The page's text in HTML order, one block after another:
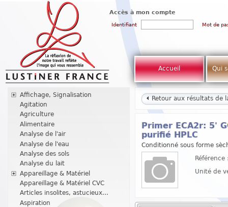
Accès à mon compte
Identifiant Mot de
Accueil Qui
Affichage, Signalisation
Agitation
Agriculture
Alimentaire
Analyse de l'air
Analyse de l'eau
Analyse des sols
Analyse du lait
Appareillage & Matériel
Appareillage & Matériel CVC
Articles insolites, astucieux...
Aspiration
Retour aux résultats de
Primer ECA2r: 5'
purifié HPLC
Conditionné sous forme
Unité de